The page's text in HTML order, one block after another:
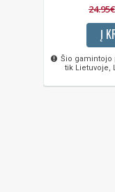
24.95€
Į
Šio gamintojo
tik Lietuvoje,